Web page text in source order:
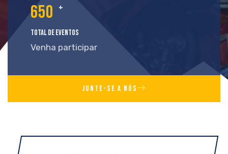
650 +
Total de Eventos
Venha participar
JUNTE-SE A NÓS